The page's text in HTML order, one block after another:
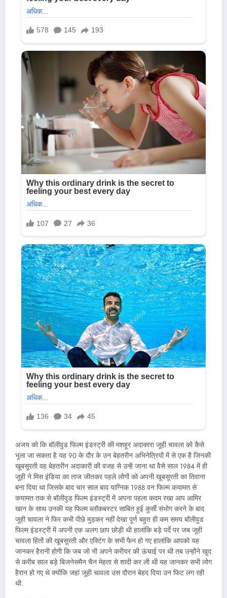
अजय को कि बॉलीवुड फिल्म इंडस्ट्री की मशहूर अदाकारा जूही चावला को कैसे
भूला जा सकता है यह 90 के दौर के उन बेहतरीन अभिनेत्रियों में से एक हैं जिनकी
खूबसूरती वह बेहतरीन अदाकारी की वजह से उन्हें जाना था वैसे साल 1984 में ही
जूही ने मिस इंडिया का ताज जीतकर पहले लोगों को अपनी खूबसूरती का तिवाना
बना दिया था जिसके बाद चार साल बाद याग्निक 1988 वन फिल्म कयामत से
कयामत तक से बॉलीवुड फिल्म इंडस्ट्री में अपना पहला कदम रखा आप आमिर
खान के साथ उनकी यह फिल्म ब्लॉकबस्टर साबित हुई कुर्सी संभोग करने के बाद
जूही चावला ने फिर कभी पीछे मुड़कर नहीं देखा पूर्ण बहुत ही कम समय बॉलीवुड
फिल्म इंडस्ट्री में अपनी एक अलग छाप छोड़ी थी हालांकि बड़े पर्दे पर जब जूही
चावला हितों की खूबसूरती और एक्टिंग के सभी फैन हो गए हालांकि आपको यह
जानकर हैरानी होगी कि जब जो भी अपने करीयर की ऊंचाई पर थी तब उन्होंने खुद
से करीब साल बड़े बिजनेसमैन चैन मेहता से शादी कर ली थी यह जानकर सभी लोग
हैरान हो गए थे क्योंकि जहां जूही चावला उस दौरान बेहद दिया उन फिट लग रही
थी.